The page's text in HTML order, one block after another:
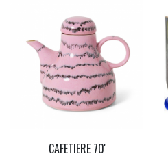
CAFETIERE 70'